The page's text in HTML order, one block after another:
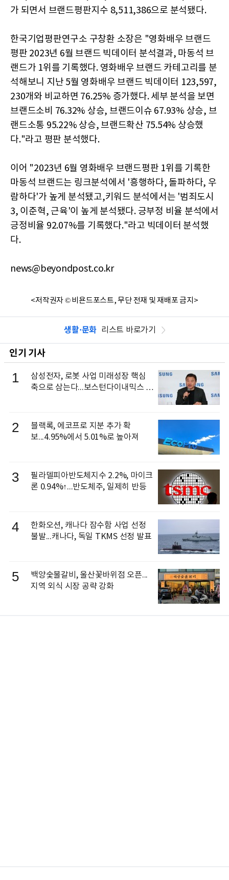
가 되면서 브랜드평판지수 8,511,386으로 분석됐다.
한국기업평판연구소 구창환 소장은 "영화배우 브랜드
평판 2023년 6월 브랜드 빅데이터 분석결과, 마동석 브
랜드가 1위를 기록했다. 영화배우 브랜드 카테고리를 분
석해보니 지난 5월 영화배우 브랜드 빅데이터 123,597,
230개와 비교하면 76.25% 증가했다. 세부 분석을 보면
브랜드소비 76.32% 상승, 브랜드이슈 67.93% 상승, 브
랜드소통 95.22% 상승, 브랜드확산 75.54% 상승했
다."라고 평판 분석했다.
이어 "2023년 6월 영화배우 브랜드평판 1위를 기록한
마동석 브랜드는 링크분석에서 '흥행하다, 돌파하다, 우
람하다'가 높게 분석됐고,키워드 분석에서는 '범죄도시
3, 이준혁, 근육'이 높게 분석됐다. 긍부정 비율 분석에서
긍정비율 92.07%를 기록했다."라고 빅데이터 분석했
다.
news@beyondpost.co.kr
<저작권자 © 비욘드포스트, 무단 전재 및 재배포 금지>
생활·문화 리스트 바로가기
인기 기사
1
삼성전자, 로봇 사업 미래성장 핵심
축으로 삼는다...보스턴다이내믹스 출
2
블랙록, 에코프로 지분 추가 확
보...4.95%에서 5.01%로 높아져
3
필라델피아반도체지수 2.2%, 마이크
론 0.94%↑...반도체주, 일제히 반등
4
한화오션, 캐나다 잠수함 사업 선정
불발...캐나다, 독일 TKMS 선정 발표
5
백양숯불갈비, 울산꽃바위점 오픈...
지역 외식 시장 공략 강화